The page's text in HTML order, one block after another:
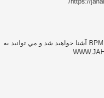
در اين ويدئو با علائم اصلي و پرکاربرد BPMN 2.0 آشنا خواهيد شد و مي توانيد به